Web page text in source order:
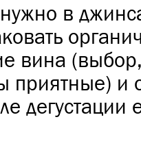
в
вина (выбор,
приятные) и
дегустации